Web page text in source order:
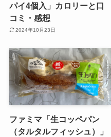
パイ4個入」カロリーと口
コミ・感想
2024年10月23日
ファミマ「生コッペパン
（タルタルフィッシュ）」